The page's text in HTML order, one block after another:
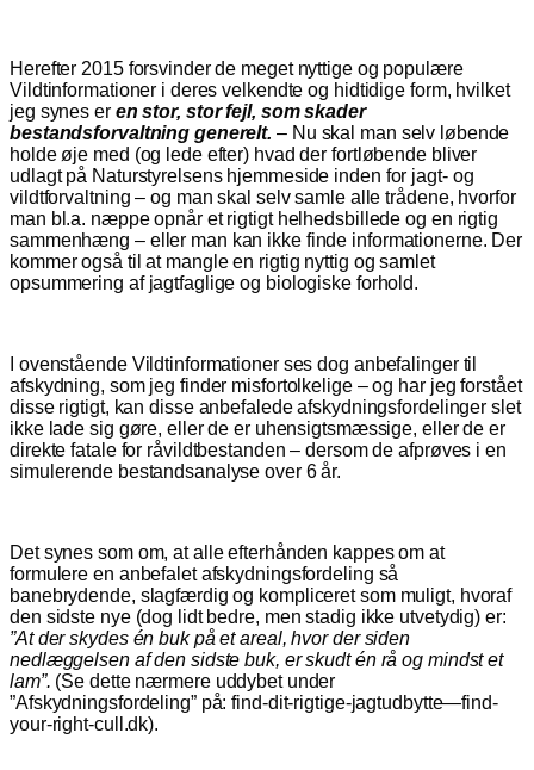
Herefter 2015 forsvinder de meget nyttige og populære
Vildtinformationer i deres velkendte og hidtidige form, hvilket
jeg synes er en stor, stor fejl, som skader
bestandsforvaltning generelt. – Nu skal man selv løbende
holde øje med (og lede efter) hvad der fortløbende bliver
udlagt på Naturstyrelsens hjemmeside inden for jagt- og
vildtforvaltning – og man skal selv samle alle trådene, hvorfor
man bl.a. næppe opnår et rigtigt helhedsbillede og en rigtig
sammenhæng – eller man kan ikke finde informationerne. Der
kommer også til at mangle en rigtig nyttig og samlet
opsummering af jagtfaglige og biologiske forhold.
I ovenstående Vildtinformationer ses dog anbefalinger til
afskydning, som jeg finder misfortolkelige – og har jeg forstået
disse rigtigt, kan disse anbefalede afskydningsfordelinger slet
ikke lade sig gøre, eller de er uhensigtsmæssige, eller de er
direkte fatale for råvildtbestanden – dersom de afprøves i en
simulerende bestandsanalyse over 6 år.
Det synes som om, at alle efterhånden kappes om at
formulere en anbefalet afskydningsfordeling så
banebrydende, slagfærdig og kompliceret som muligt, hvoraf
den sidste nye (dog lidt bedre, men stadig ikke utvetydig) er:
”At der skydes én buk på et areal, hvor der siden
nedlæggelsen af den sidste buk, er skudt én rå og mindst et
lam”. (Se dette nærmere uddybet under
”Afskydningsfordeling” på: find-dit-rigtige-jagtudbytte—find-
your-right-cull.dk).